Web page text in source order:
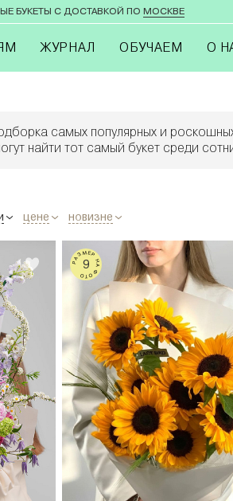
БУКЕТЫ С ДОСТАВКОЙ ПО МОСКВЕ
ЖУРНАЛ ОБУЧАЕМ О
самых популярных и
найти тот самый букет среди
цене новизне
РАЗМЕР НА ФОТО
9